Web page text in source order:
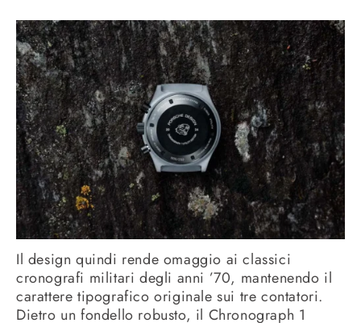
Il design quindi rende omaggio ai classici
cronografi militari degli anni ’70, mantenendo il
carattere tipografico originale sui tre contatori.
Dietro un fondello robusto, il Chronograph 1